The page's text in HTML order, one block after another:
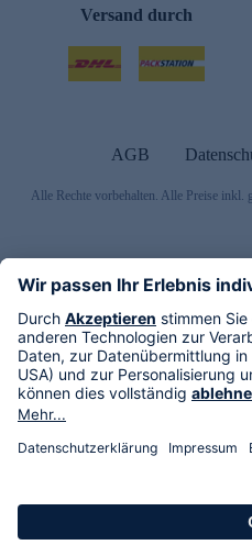
Versand durch
AGB
Alle Rechte vorbehalten. Alle Preise inkl.